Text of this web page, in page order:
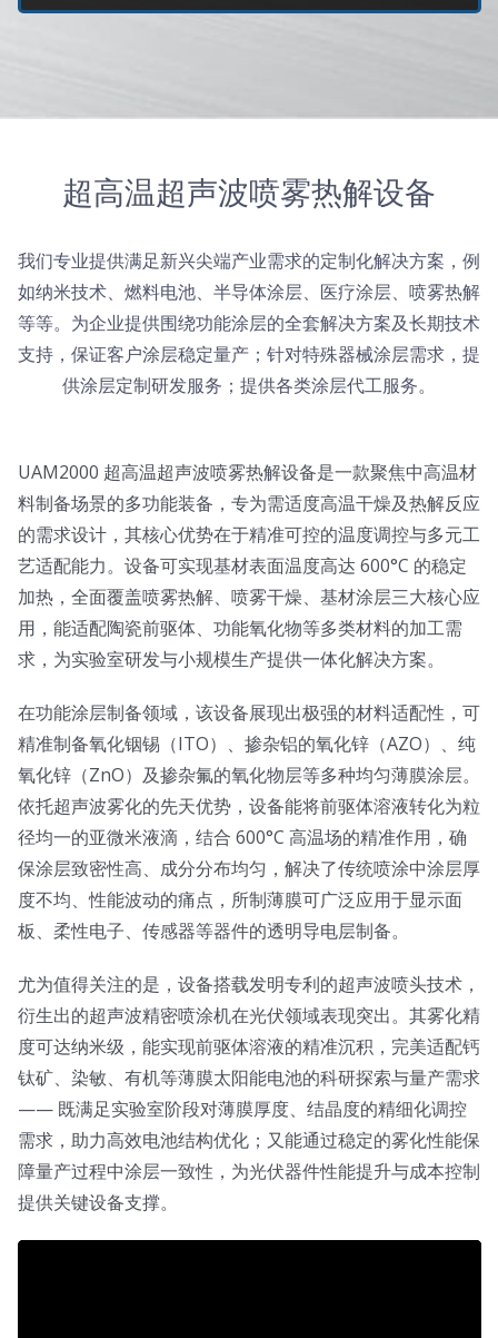
喷嘴兼容性
超高温超声波喷雾热解设备
我们专业提供满足新兴尖端产业需求的定制化解决方案，例
如纳米技术、燃料电池、半导体涂层、医疗涂层、喷雾热解
等等。为企业提供围绕功能涂层的全套解决方案及长期技术
支持，保证客户涂层稳定量产；针对特殊器械涂层需求，提
供涂层定制研发服务；提供各类涂层代工服务。
UAM2000 超高温超声波喷雾热解设备是一款聚焦中高温材
料制备场景的多功能装备，专为需适度高温干燥及热解反应
的需求设计，其核心优势在于精准可控的温度调控与多元工
艺适配能力。设备可实现基材表面温度高达 600°C 的稳定
加热，全面覆盖喷雾热解、喷雾干燥、基材涂层三大核心应
用，能适配陶瓷前驱体、功能氧化物等多类材料的加工需
求，为实验室研发与小规模生产提供一体化解决方案。​
在功能涂层制备领域，该设备展现出极强的材料适配性，可
精准制备氧化铟锡（ITO）、掺杂铝的氧化锌（AZO）、纯
氧化锌（ZnO）及掺杂氟的氧化物层等多种均匀薄膜涂层。
依托超声波雾化的先天优势，设备能将前驱体溶液转化为粒
径均一的亚微米液滴，结合 600°C 高温场的精准作用，确
保涂层致密性高、成分分布均匀，解决了传统喷涂中涂层厚
度不均、性能波动的痛点，所制薄膜可广泛应用于显示面
板、柔性电子、传感器等器件的透明导电层制备。​
尤为值得关注的是，设备搭载发明专利的超声波喷头技术，
衍生出的超声波精密喷涂机在光伏领域表现突出。其雾化精
度可达纳米级，能实现前驱体溶液的精准沉积，完美适配钙
钛矿、染敏、有机等薄膜太阳能电池的科研探索与量产需求
—— 既满足实验室阶段对薄膜厚度、结晶度的精细化调控
需求，助力高效电池结构优化；又能通过稳定的雾化性能保
障量产过程中涂层一致性，为光伏器件性能提升与成本控制
提供关键设备支撑。